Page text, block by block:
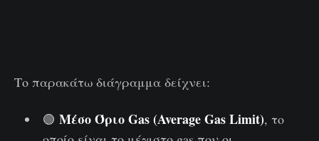
Το παρακάτω διάγραμμα δείχνει:
🟢 Μέσο Όριο Gas (Average Gas Limit), το